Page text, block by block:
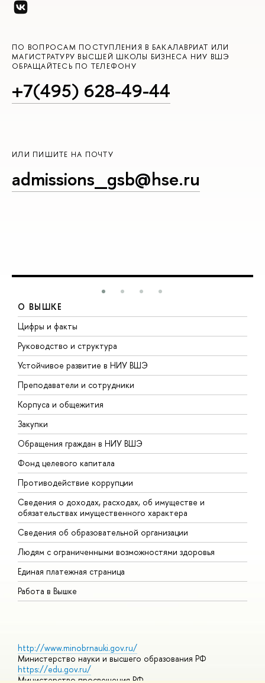
ПО ВОПРОСАМ ПОСТУПЛЕНИЯ В БАКАЛАВРИАТ ИЛИ
МАГИСТРАТУРУ ВЫСШЕЙ ШКОЛЫ БИЗНЕСА НИУ ВШЭ
ОБРАЩАЙТЕСЬ ПО ТЕЛЕФОНУ
+7(495) 628-49-44
ИЛИ ПИШИТЕ НА ПОЧТУ
admissions_gsb@hse.ru
О ВЫШКЕ
Цифры и факты
Руководство и структура
Устойчивое развитие в НИУ ВШЭ
Преподаватели и сотрудники
Корпуса и общежития
Закупки
Обращения граждан в НИУ ВШЭ
Фонд целевого капитала
Противодействие коррупции
Сведения о доходах, расходах, об имуществе и
обязательствах имущественного характера
Сведения об образовательной организации
Людям с ограниченными возможностями здоровья
Единая платежная страница
Работа в Вышке
http://www.minobrnauki.gov.ru/
Министерство науки и высшего образования РФ
https://edu.gov.ru/
Министерство просвещения РФ